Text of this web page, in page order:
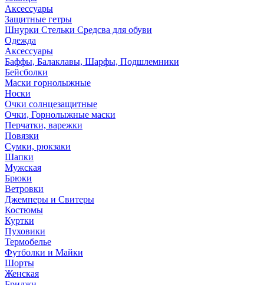
Аксессуары
Защитные гетры
Шнурки Стельки Средсва для обуви
Одежда
Аксессуары
Баффы, Балаклавы, Шарфы, Подшлемники
Бейсболки
Маски горнолыжные
Носки
Очки солнцезащитные
Очки, Горнолыжные маски
Перчатки, варежки
Повязки
Сумки, рюкзаки
Шапки
Мужская
Брюки
Ветровки
Джемперы и Свитеры
Костюмы
Куртки
Пуховики
Термобелье
Футболки и Майки
Шорты
Женская